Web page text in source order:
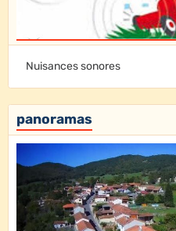
Nuisances sonores
panoramas